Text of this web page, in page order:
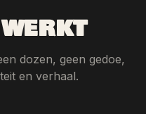
dozen, geen gedoe,
en verhaal.